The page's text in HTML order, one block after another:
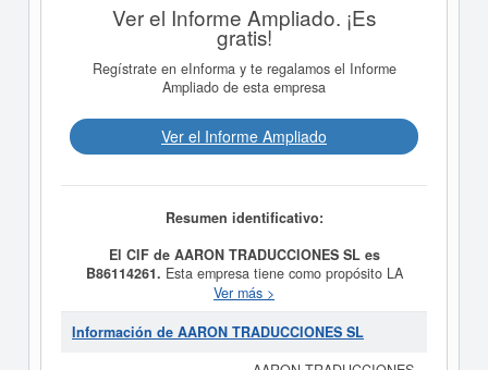
Ver el Informe Ampliado. ¡Es
gratis!
Regístrate en eInforma y te regalamos el Informe
Ampliado de esta empresa
Ver el Informe Ampliado
Resumen identificativo:
El CIF de AARON TRADUCCIONES SL es
B86114261. Esta empresa tiene como propósito LA
REALIZACION DE TODO TIPO DE TRABAJOS DE
TRADUCCION E INTERPRETACION DE LENGUAS E
IDIOMAS y fue creada el día 05/01/2011. La categoría
7430 - Actividades de traducción e interpretación.
Ver más >
Información de AARON TRADUCCIONES SL